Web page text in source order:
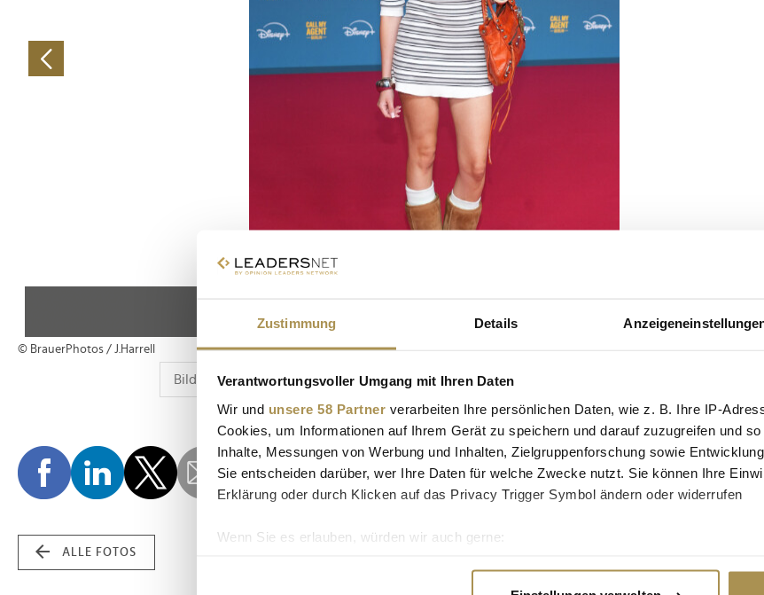
Zustimmung Details
Verantwortungsvoller Umgang mit Ihren Daten
Wir und unsere 58 Partner verarbeiten Ihre persönlichen Daten, wie z. B. Ihre IP-
Cookies, um Informationen auf Ihrem Gerät zu speichern und darauf zuzugreifen und
Inhalte, Messungen von Werbung und Inhalten, Zielgruppenforschung sowie
Sie entscheiden darüber, wer Ihre Daten für welche Zwecke nutzt. Sie können Ihre
Erklärung oder durch Klicken auf das Privacy Trigger Symbol ändern oder widerrufen
Wenn Sie es erlauben, würden wir auch gerne:
© BrauerPhotos / J.Harrell
ALLE FOTOS
Advertisement